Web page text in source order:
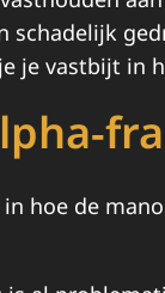
schadelijk
je vastbijt in
hoe de